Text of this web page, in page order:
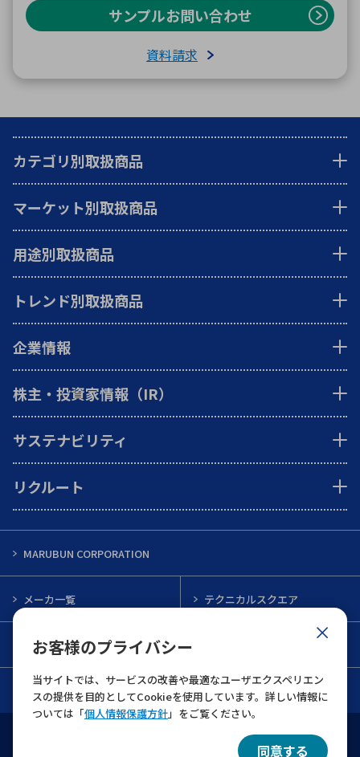
お客様のプライバシー
当サイトでは、サービスの改善や最適なユーザエクスペリエン
スの提供を目的としてCookieを使用しています。詳しい情報に
ついては「個人情報保護方針」をご覧ください。
同意する
サンプルお問い合わせ
資料請求
カテゴリ別取扱商品
マーケット別取扱商品
用途別取扱商品
トレンド別取扱商品
企業情報
株主・投資家情報（IR）
サステナビリティ
リクルート
MARUBUN CORPORATION
メーカ一覧 テクニカルスクエア
インフォメーション
お問い合わせ
個人情報保護について